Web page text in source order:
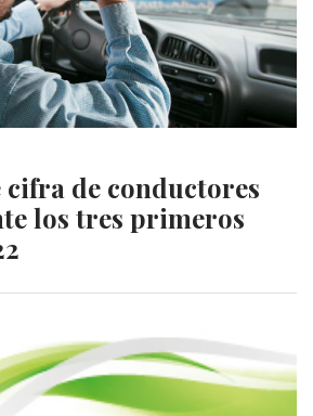
de conductores
los tres primeros